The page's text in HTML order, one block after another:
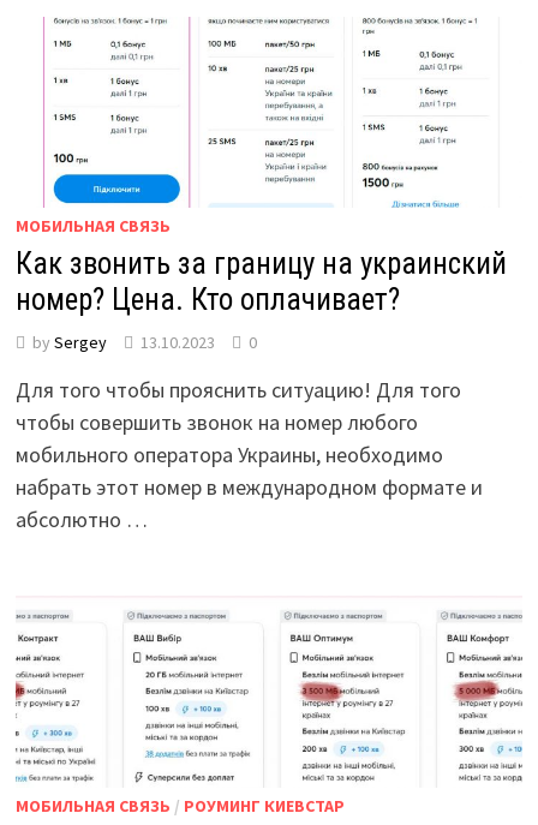
МОБИЛЬНАЯ СВЯЗЬ
Как звонить за границу на украинский
номер? Цена. Кто оплачивает?
by Sergey 13.10.2023 0
Для того чтобы прояснить ситуацию! Для того
чтобы совершить звонок на номер любого
мобильного оператора Украины, необходимо
набрать этот номер в международном формате и
абсолютно …
МОБИЛЬНАЯ СВЯЗЬ / РОУМИНГ КИЕВСТАР